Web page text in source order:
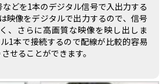
どを1本のデジタル信号で入出力する
映像をデジタルで出力するので、信号
、さらに高画質な映像を映し出しま
1本で接続するので配線が比較的容易
せることができます。